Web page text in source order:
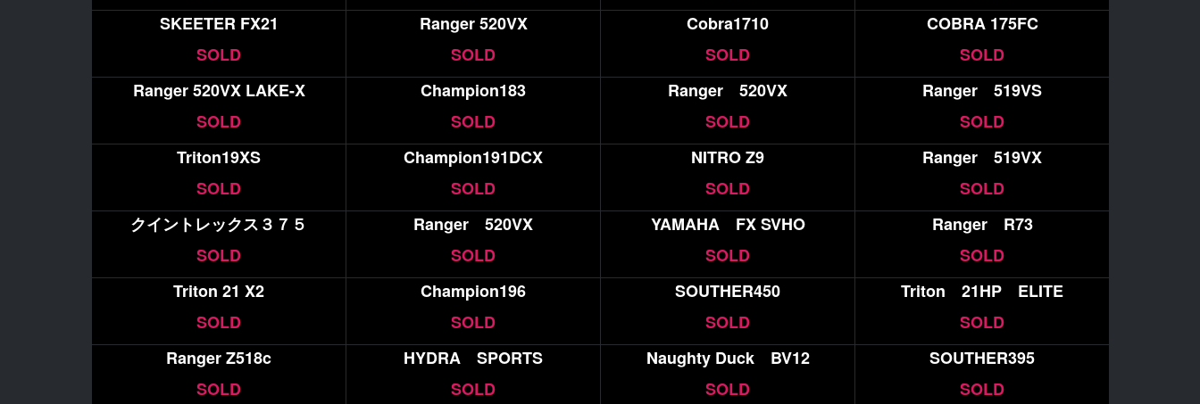
SKEETER FX21
SOLD
Ranger 520VX
SOLD
Cobra1710
SOLD
COBRA 175FC
SOLD
Ranger 520VX LAKE-X
SOLD
Champion183
SOLD
Ranger 520VX
SOLD
Ranger 519VS
SOLD
Triton19XS
SOLD
Champion191DCX
SOLD
NITRO Z9
SOLD
Ranger 519VX
SOLD
クイントレックス３７５
SOLD
Ranger 520VX
SOLD
YAMAHA FX SVHO
SOLD
Ranger R73
SOLD
Triton 21 X2
SOLD
Champion196
SOLD
SOUTHER450
SOLD
Triton 21HP ELITE
SOLD
Ranger Z518c
SOLD
HYDRA SPORTS
SOLD
Naughty Duck BV12
SOLD
SOUTHER395
SOLD